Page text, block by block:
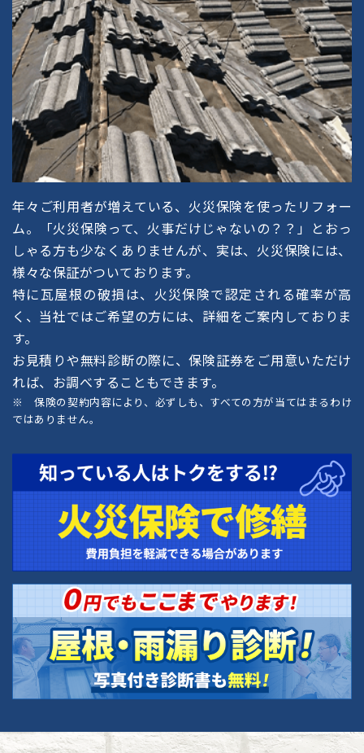
年々ご利用者が増えている、火災保険を使ったリフォー
ム。「火災保険って、火事だけじゃないの？？」とおっ
しゃる方も少なくありませんが、実は、火災保険には、
様々な保証がついております。
特に瓦屋根の破損は、火災保険で認定される確率が高
く、当社ではご希望の方には、詳細をご案内しておりま
す。
お見積りや無料診断の際に、保険証券をご用意いただけ
れば、お調べすることもできます。
※ 保険の契約内容により、必ずしも、すべての方が当てはまるわけ
ではありません。